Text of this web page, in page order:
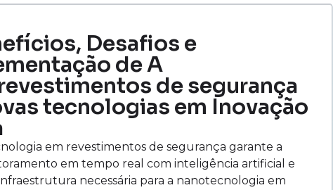
Desafios e
de A
de segurança
tecnologias em Inovação
em revestimentos de segurança garante a
em tempo real com inteligência artificial e
necessária para a nanotecnologia em